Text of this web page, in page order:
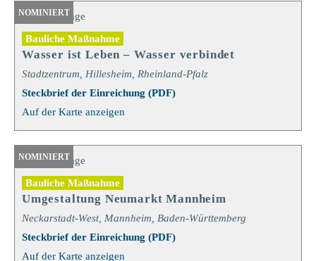
Bauliche Maßnahme
Wasser ist Leben – Wasser verbindet
Stadtzentrum, Hillesheim, Rheinland-Pfalz
Steckbrief der Einreichung (PDF)
Auf der Karte anzeigen
NOMINIERT
Bauliche Maßnahme
Umgestaltung Neumarkt Mannheim
Neckarstadt-West, Mannheim, Baden-Württemberg
Steckbrief der Einreichung (PDF)
Auf der Karte anzeigen
NOMINIERT